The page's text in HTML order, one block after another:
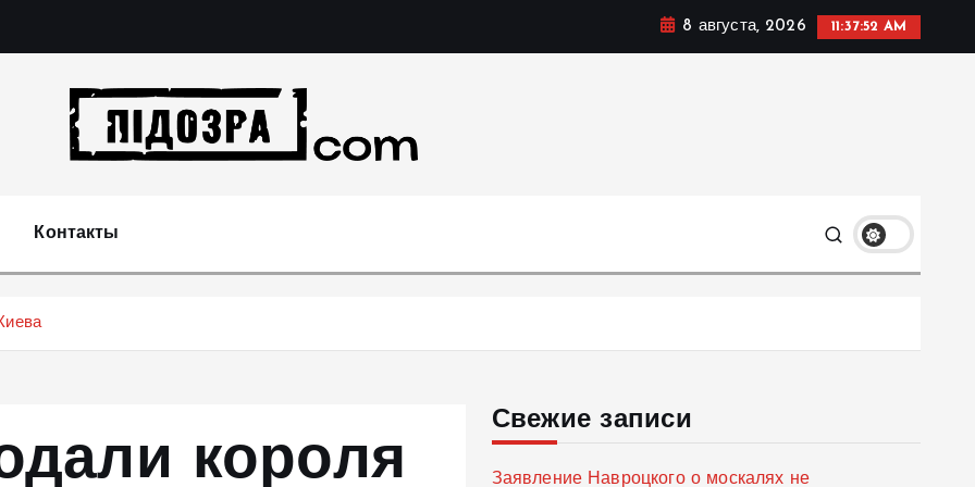
8 августа, 2026 11:37:53 AM
Контакты
короля
Свежие записи
Заявление Навроцкого о москалях не